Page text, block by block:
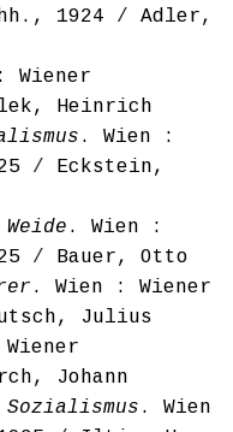
1924 / Adler,
Wiener
Heinrich
. Wien :
/ Eckstein,
. Wien :
/ Bauer, Otto
. Wien : Wiener
Julius
Johann
. Wien